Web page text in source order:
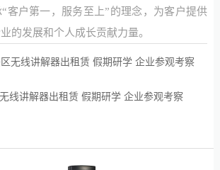
客户第一，服务至上”的理念，为客户提供
的发展和个人成长贡献力量。
无线讲解器出租赁 假期研学 企业参观考察
线讲解器出租赁 假期研学 企业参观考察